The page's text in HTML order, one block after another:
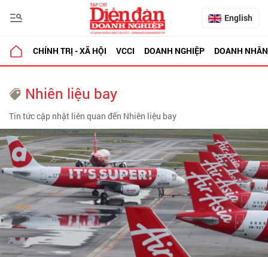
English
CHÍNH TRỊ - XÃ HỘI VCCI DOANH NGHIỆP DOANH NHÂN
Nhiên liệu bay
Tin tức cập nhật liên quan đến Nhiên liệu bay